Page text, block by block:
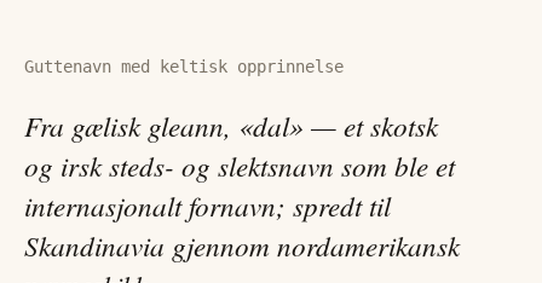
Guttenavn med keltisk opprinnelse
Fra gælisk gleann, «dal» — et skotsk
og irsk steds- og slektsnavn som ble et
internasjonalt fornavn; spredt til
Skandinavia gjennom nordamerikansk